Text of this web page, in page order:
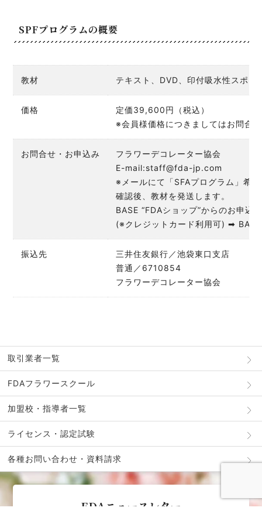
SPFプログラムの概要
教材 テキスト、DVD、印付吸水性スポ
価格
定価39,600円（税込）
※会員様価格につきましてはお問合
お問合せ・お申込み
フラワーデコレーター協会
E-mail:staff@fda-jp.com
※メールにて「SFAプログラム」希
確認後、教材を発送します。
BASE “FDAショップ”からのお申込
(※クレジットカード利用可) ➡ BASE
振込先
三井住友銀行／池袋東口支店
普通／6710854
フラワーデコレーター協会
取引業者一覧
FDAフラワースクール
加盟校・指導者一覧
ライセンス・認定試験
各種お問い合わせ・資料請求
FDAニュースレター